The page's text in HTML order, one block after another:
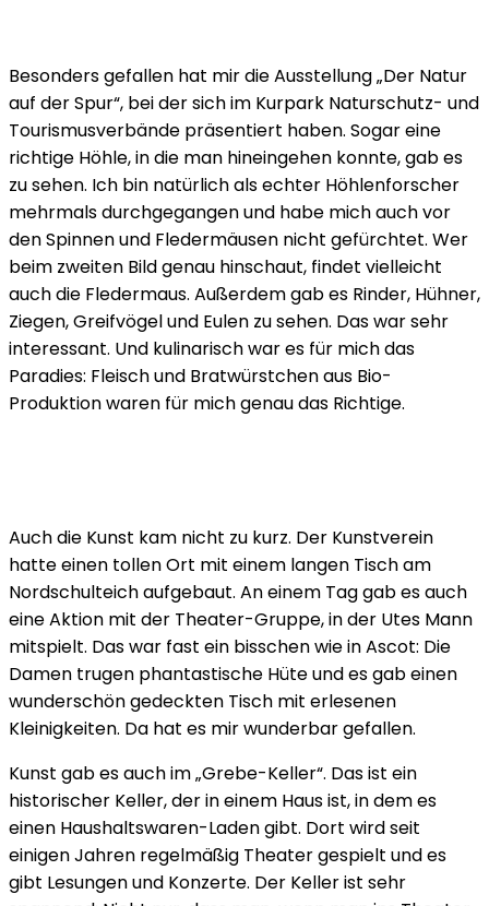
Besonders gefallen hat mir die Ausstellung „Der Natur
auf der Spur“, bei der sich im Kurpark Naturschutz- und
Tourismusverbände präsentiert haben. Sogar eine
richtige Höhle, in die man hineingehen konnte, gab es
zu sehen. Ich bin natürlich als echter Höhlenforscher
mehrmals durchgegangen und habe mich auch vor
den Spinnen und Fledermäusen nicht gefürchtet. Wer
beim zweiten Bild genau hinschaut, findet vielleicht
auch die Fledermaus. Außerdem gab es Rinder, Hühner,
Ziegen, Greifvögel und Eulen zu sehen. Das war sehr
interessant. Und kulinarisch war es für mich das
Paradies: Fleisch und Bratwürstchen aus Bio-
Produktion waren für mich genau das Richtige.
Auch die Kunst kam nicht zu kurz. Der Kunstverein
hatte einen tollen Ort mit einem langen Tisch am
Nordschulteich aufgebaut. An einem Tag gab es auch
eine Aktion mit der Theater-Gruppe, in der Utes Mann
mitspielt. Das war fast ein bisschen wie in Ascot: Die
Damen trugen phantastische Hüte und es gab einen
wunderschön gedeckten Tisch mit erlesenen
Kleinigkeiten. Da hat es mir wunderbar gefallen.
Kunst gab es auch im „Grebe-Keller“. Das ist ein
historischer Keller, der in einem Haus ist, in dem es
einen Haushaltswaren-Laden gibt. Dort wird seit
einigen Jahren regelmäßig Theater gespielt und es
gibt Lesungen und Konzerte. Der Keller ist sehr